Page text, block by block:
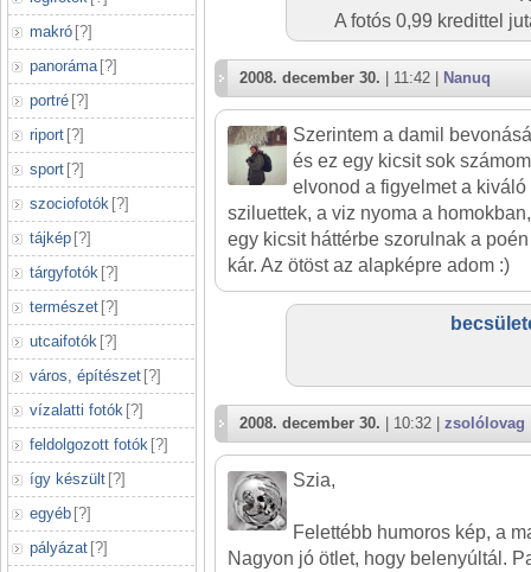
makró [?]
panoráma [?]
portré [?]
riport [?]
sport [?]
szociofotók [?]
tájkép [?]
tárgyfotók [?]
természet [?]
utcaifotók [?]
város, építészet [?]
vízalatti fotók [?]
feldolgozott fotók [?]
így készült [?]
egyéb [?]
pályázat [?]
A fotós 0,99 kredittel
2008. december 30. | 11:42 | Nanuq
Szerintem a damil
és ez egy kicsit sok
elvonod a figyelmet a
sziluettek, a viz nyoma a
egy kicsit háttérbe szorulnak a
kár. Az ötöst az alapképre adom :)
2008. december 30. | 10:32 | zsolólovag
Szia,
Felettébb humoros kép, a
Nagyon jó ötlet, hogy belenyúltál.